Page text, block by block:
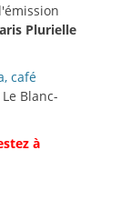
Plurielle
café
Blanc-
à